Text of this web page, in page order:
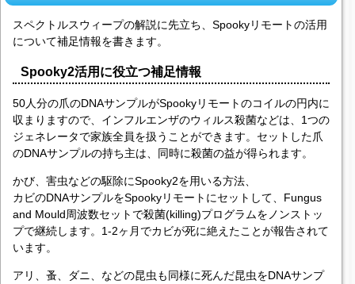
スペクトルスウィープの解説に先立ち、Spookyリモートの活用
について補足情報を書きます。
Spooky2活用に役立つ補足情報
50人分の爪のDNAサンプルがSpookyリモートのコイルの円内に
収まりますので、インフルエンザのウィルス殺菌などは、1つの
ジェネレータで家族全員を扱うことができます。セットした爪
のDNAサンプルの持ち主は、同時に殺菌の益が得られます。
かび、害虫などの駆除にSpooky2を用いる方法、
カビのDNAサンプルをSpookyリモートにセットして、Fungus
and Mould周波数セットで殺菌(killing)プログラムをノンストッ
プで継続します。1-2ヶ月でカビが死に絶えたことが報告されて
います。
アリ、蚤、ダニ、などの昆虫も同様に死んだ昆虫をDNAサンプ